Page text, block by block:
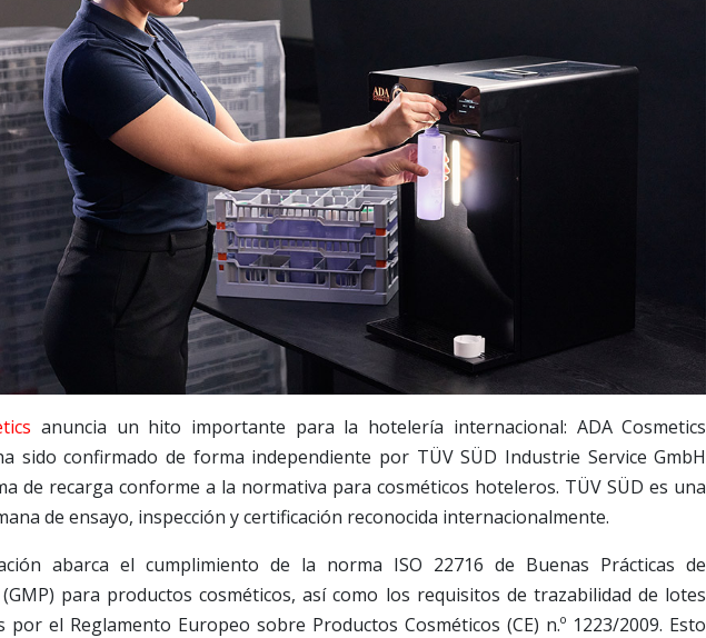
anuncia un hito importante para la hotelería internacional: ADA Cosmetics
sido confirmado de forma independiente por TÜV SÜD Industrie Service GmbH
de recarga conforme a la normativa para cosméticos hoteleros. TÜV SÜD es una
de ensayo, inspección y certificación reconocida internacionalmente.
abarca el cumplimiento de la norma ISO 22716 de Buenas Prácticas de
(GMP) para productos cosméticos, así como los requisitos de trazabilidad de lotes
por el Reglamento Europeo sobre Productos Cosméticos (CE) n.º 1223/2009. Esto